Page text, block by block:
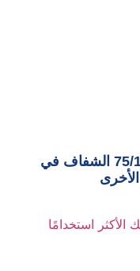
كيفية استخدام بي في سي 75/100 الشفاف في